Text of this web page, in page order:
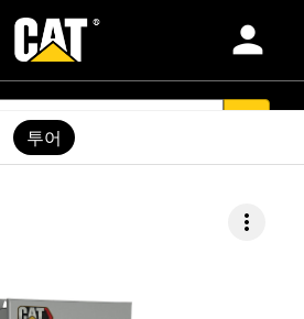
person
more_vert
투어